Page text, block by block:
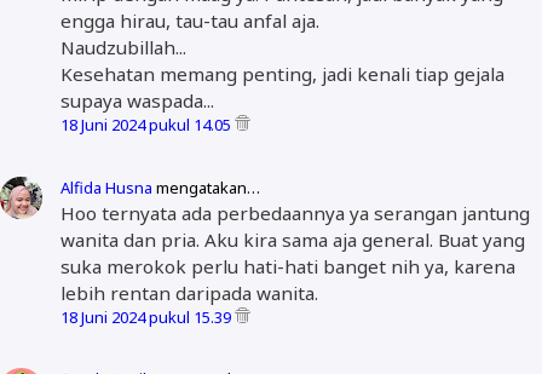
engga hirau, tau-tau anfal aja.
Naudzubillah...
Kesehatan memang penting, jadi kenali tiap gejala
supaya waspada...
18 Juni 2024 pukul 14.05
Alfida Husna mengatakan…
Hoo ternyata ada perbedaannya ya serangan jantung
wanita dan pria. Aku kira sama aja general. Buat yang
suka merokok perlu hati-hati banget nih ya, karena
lebih rentan daripada wanita.
18 Juni 2024 pukul 15.39